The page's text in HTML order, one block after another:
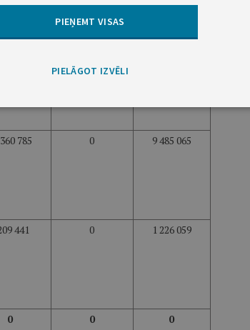
0
0
785 0 9 485 065
441 0 1 226 059
0 0 0
PIEŅEMT VISAS
PIELĀGOT IZVĒLI